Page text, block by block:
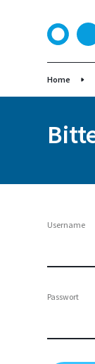
t
Home
Username
Passwort